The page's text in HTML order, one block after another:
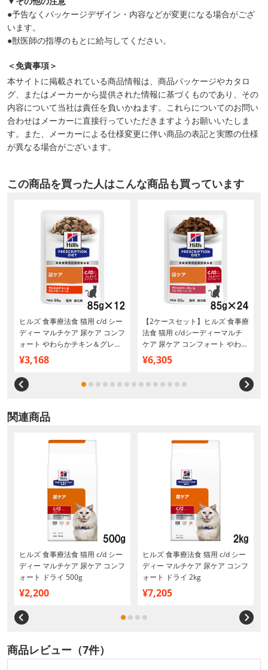
●予告なくパッケージデザイン・内容などが変更になる場合がござ
います。
●獣医師の指導のもとに給与してください。
＜免責事項＞
本サイトに掲載されている商品情報は、商品パッケージやカタロ
グ、またはメーカーから提供された情報に基づくものであり、その
内容について当社は責任を負いかねます。これらについてのお問い
合わせはメーカーに直接行っていただきますようお願いいたしま
す。また、メーカーによる仕様変更に伴い商品の表記と実際の仕様
が異なる場合がございます。
この商品を買った人はこんな商品も買っています
ヒルズ 食事療法食 猫用 c/d シー
ディー マルチケア 尿ケア コンフ
ォート やわらかチキン＆グレイ
ビーソース パウチ 85g×12
¥3,168
【2ケースセット】ヒルズ 食事療
法食 猫用 c/dシーディーマルチ
ケア 尿ケア コンフォート やわら
かサーモン＆グレイビーソース
パウチ 85g×12
¥6,305
関連商品
ヒルズ 食事療法食 猫用 c/d シー
ディー マルチケア 尿ケア コンフ
ォート ドライ 500g
¥2,200
ヒルズ 食事療法食 猫用 c/d シー
ディー マルチケア 尿ケア コンフ
ォート ドライ 2kg
¥7,205
商品レビュー（7件）